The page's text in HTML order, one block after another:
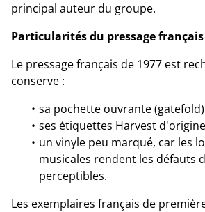
principal auteur du groupe.
Particularités du pressage français
Le pressage français de 1977 est
conserve :
sa pochette ouvrante
ses étiquettes Harvest
un vinyle peu marqué, car les
musicales rendent les défauts
perceptibles.
Les exemplaires français de